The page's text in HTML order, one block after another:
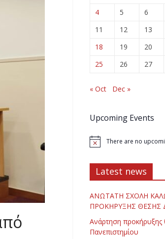
4
5 6
11
12 13
18
19 20
25
26 27
« Oct Dec »
Upcoming Events
There are no
Latest news
ΑΝΩΤΑΤΗ ΣΧΟΛΗ
ΠΡΟΚΗΡΥΞΗΣ ΘΕΣΗΣ
Ανάρτηση προκήρυξης
Πανεπιστημίου